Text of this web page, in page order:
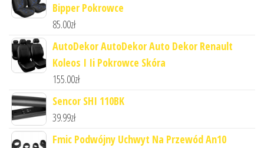
Bipper Pokrowce
85.00zł
AutoDekor AutoDekor Auto Dekor Renault
Koleos I Ii Pokrowce Skóra
155.00zł
Sencor SHI 110BK
39.99zł
Fmic Podwójny Uchwyt Na Przewód An10